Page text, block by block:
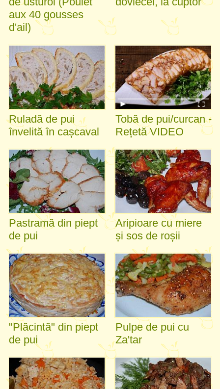
aux 40 gousses
d'ail)
Ruladă de pui
învelită în cașcaval
Tobă de pui/curcan -
Rețetă VIDEO
Pastramă din piept
de pui
Aripioare cu miere
și sos de roșii
"Plăcintă" din piept
de pui
Pulpe de pui cu
Za'tar